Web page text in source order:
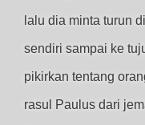
lalu dia minta turun
sendiri sampai ke
pikirkan tentang
rasul Paulus dari